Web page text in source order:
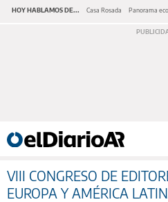
HOY HABLAMOS DE... Casa Rosada Panorama
VIII CONGRESO DE
EUROPA Y AMÉRICA